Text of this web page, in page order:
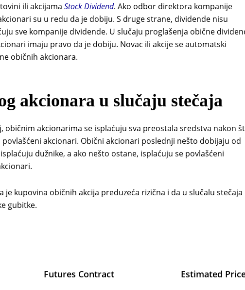
ili akcijama Stock Dividend. Ako odbor direktora kompanije
su u redu da je dobiju. S druge strane, dividende nisu
sve kompanije dividende. U slučaju proglašenja obične
imaju pravo da je dobiju. Novac ili akcije se automatski
običnih akcionara.
akcionara u slučaju stečaja
običnim akcionarima se isplaćuju sva preostala sredstva nakon
povlašćeni akcionari. Obični akcionari poslednji nešto dobijaju od
dužnike, a ako nešto ostane, isplaćuju se povlašćeni
je kupovina običnih akcija preduzeća rizična i da u slučalu stečaja
gubitke.
Futures Contract Estimated